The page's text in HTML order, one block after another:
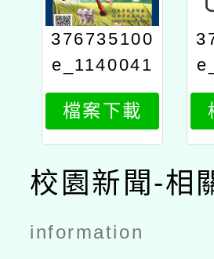
376735100
e_1140041
811_attach
3
檔案下載
校園新聞-相
information